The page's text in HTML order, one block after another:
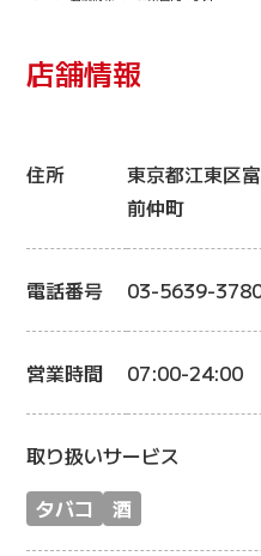
店舗情報
住所
東京都江東区
前仲町
電話番号 03-5639-
営業時間 07:00-24:00
取り扱いサービス
タバコ
酒